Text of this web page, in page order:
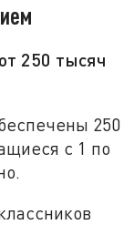
250 тысяч
250
с 1 по